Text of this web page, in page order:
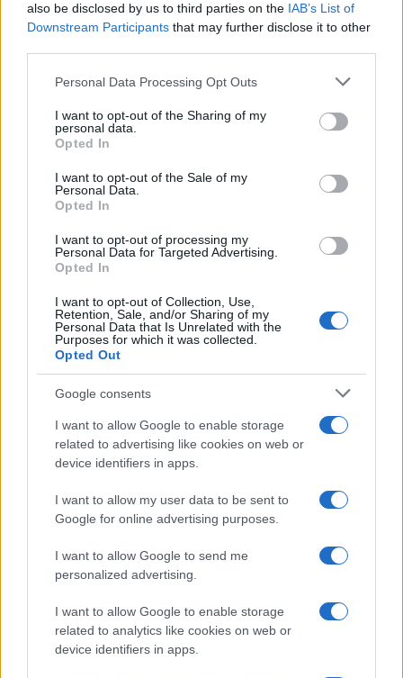
also be disclosed by us to third parties on the IAB’s List of
Downstream Participants that may further disclose it to other
Please note that this website/app uses one or more Google
not limited to your visit or usage behaviour. You may click to
grant or deny consent to Google and its third-party tags to
use your data for below specified purposes in below Google
consent section.
Personal Data Processing Opt Outs
I want to opt-out of the Sharing of my
personal data.
Opted In
I want to opt-out of the Sale of my
Personal Data.
Opted In
I want to opt-out of processing my
Personal Data for Targeted Advertising.
Opted In
I want to opt-out of Collection, Use,
Retention, Sale, and/or Sharing of my
Personal Data that Is Unrelated with the
Purposes for which it was collected.
Opted Out
Google consents
I want to allow Google to enable storage
related to advertising like cookies on web or
device identifiers in apps.
I want to allow my user data to be sent to
Google for online advertising purposes.
I want to allow Google to send me
personalized advertising.
I want to allow Google to enable storage
related to analytics like cookies on web or
device identifiers in apps.
Continua a leggere
CALCIO
Sirio Perugia Volley: la conferma di Alessia Lillacci
per la Serie B1